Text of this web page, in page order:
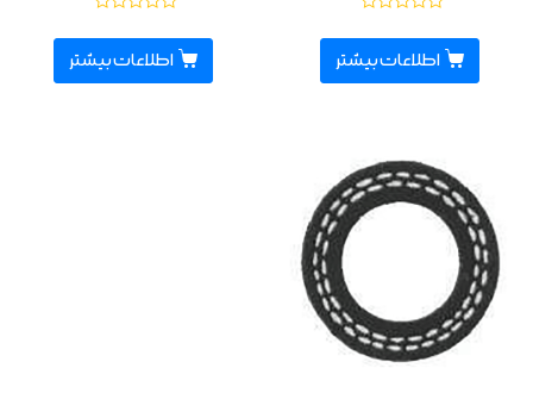
0
از
5اطلاعات بیشتر
0
از
5اطلاعات بیشتر